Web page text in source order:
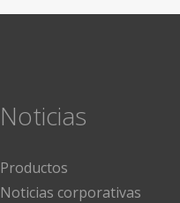
Noticias
Productos
Noticias corporativas